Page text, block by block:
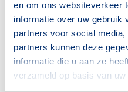
en om ons websiteverkeer
informatie over uw gebruik
partners voor social
partners kunnen deze
informatie die u aan ze
verzameld op basis van